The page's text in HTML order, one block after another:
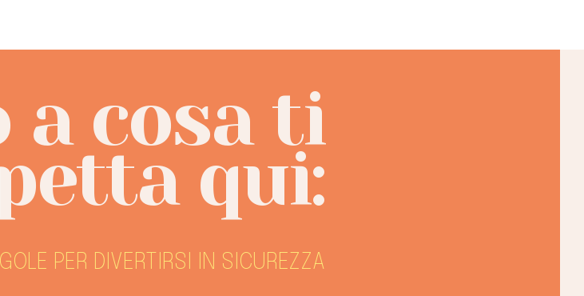
a cosa ti
qui:
PER DIVERTIRSI IN SICUREZZA